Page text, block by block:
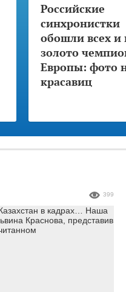
Российские
синхронистки
обошли всех и
золото
Европы: фото
красавиц
399